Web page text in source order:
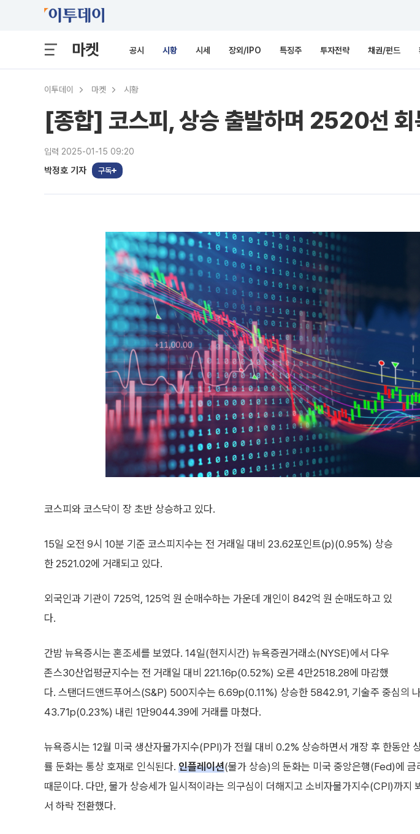
마켓 공시 시황 시세 장외/IPO 특징주 투자전략 채권/펀드
이투데이 마켓 시황
[종합] 코스피, 상승 출발하며 2520선
입력 2025-01-15 09:20
박정호 기자 구독
코스피와 코스닥이 장 초반 상승하고 있다.
15일 오전 9시 10분 기준 코스피지수는 전 거래일 대비 23.62포인트(p)(0.95%) 상승
한 2521.02에 거래되고 있다.
외국인과 기관이 725억, 125억 원 순매수하는 가운데 개인이 842억 원 순매도하고 있
다.
간밤 뉴욕증시는 혼조세를 보였다. 14일(현지시간) 뉴욕증권거래소(NYSE)에서 다우
존스30산업평균지수는 전 거래일 대비 221.16p(0.52%) 오른 4만2518.28에 마감했
다. 스탠더드앤드푸어스(S&P) 500지수는 6.69p(0.11%) 상승한 5842.91, 기술주 중심의
43.71p(0.23%) 내린 1만9044.39에 거래를 마쳤다.
뉴욕증시는 12월 미국 생산자물가지수(PPI)가 전월 대비 0.2% 상승하면서 개장 후 한동안
률 둔화는 통상 호재로 인식된다. 인플레이션(물가 상승)의 둔화는 미국 중앙은행(Fed)에 금
때문이다. 다만, 물가 상승세가 일시적이라는 의구심이 더해지고 소비자물가지수(CPI)까지
서 하락 전환했다.